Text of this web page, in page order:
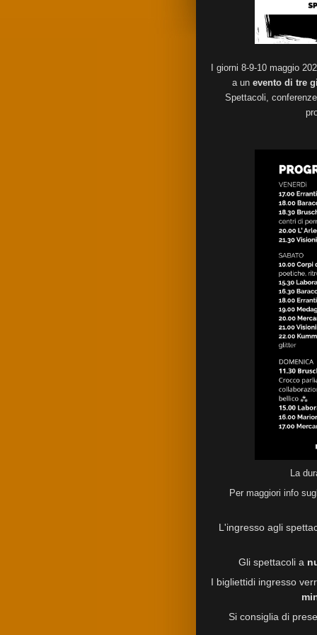
I giorni 8-9-10 maggio
a un evento di tre
Spettacoli,
La
Per maggiori info
L'ingresso agli
Gli spettacoli a
I bigliettidi ingresso
Si consiglia di